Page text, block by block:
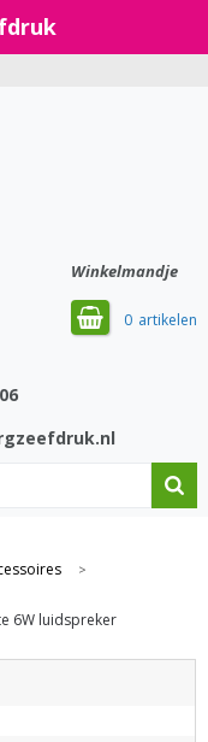
Winkelmandje
0
>
6W luidspreker